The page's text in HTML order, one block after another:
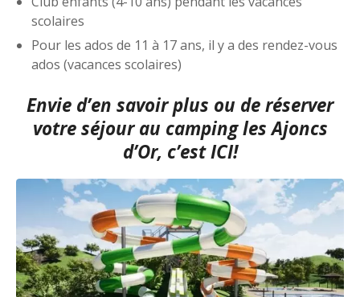
scolaires
Pour les ados de 11 à 17 ans, il y a des rendez-vous
ados (vacances scolaires)
Envie d’en savoir plus ou de réserver
votre séjour au camping les Ajoncs
d’Or, c’est ICI!